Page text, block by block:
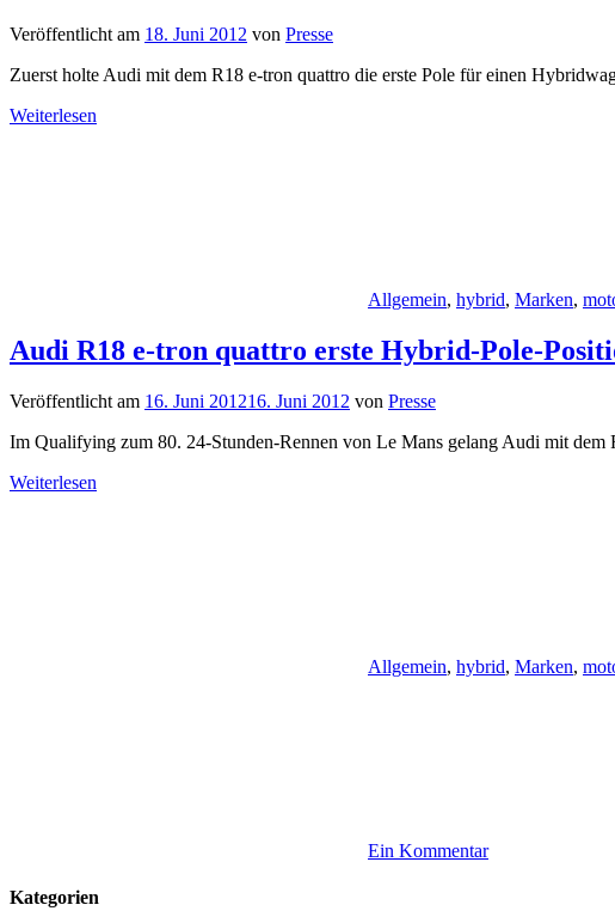
Veröffentlicht am 18. Juni 2012 von Presse
Zuerst holte Audi mit dem R18 e-tron quattro die erste Pole für einen
Weiterlesen
Allgemein, hybrid, Marken,
Audi R18 e-tron quattro erste Hybrid-Pole-
Veröffentlicht am 16. Juni 201216. Juni 2012 von Presse
Im Qualifying zum 80. 24-Stunden-Rennen von Le Mans gelang Audi mit
Weiterlesen
Allgemein, hybrid, Marken,
Ein Kommentar
Kategorien